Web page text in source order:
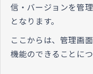
信・バージョンを管
となります。
ここからは、管理画
機能のできることに